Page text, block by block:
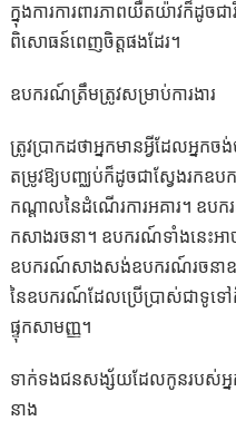
ក្នុងការការពារភាពយឺតយ៉ាវក៏ដូច
ពិសោធន៍ពេញចិត្តផងដែរ។
ឧបករណ៍ត្រឹមត្រូវសម្រាប់ការងារ
ត្រូវប្រាកដថាអ្នកមានអ្វីដែលអ្នក
តម្រូវឱ្យបញ្ឈប់ក៏ដូចជាស្វែងរកឧ
កណ្តាលនៃដំណើរការអគារ។ ឧប
កសាងរចនា។ ឧបករណ៍ទាំងនេះអ
ឧបករណ៍សាងសង់ឧបករណ៍រចនាឧ
នៃឧបករណ៍ដែលប្រើប្រាស់ជាទូទៅ
ផ្ទុកសាមញ្ញ។
ទាក់ទងជនសង្ស័យដែលកូនរបស់អ្ន
នាង